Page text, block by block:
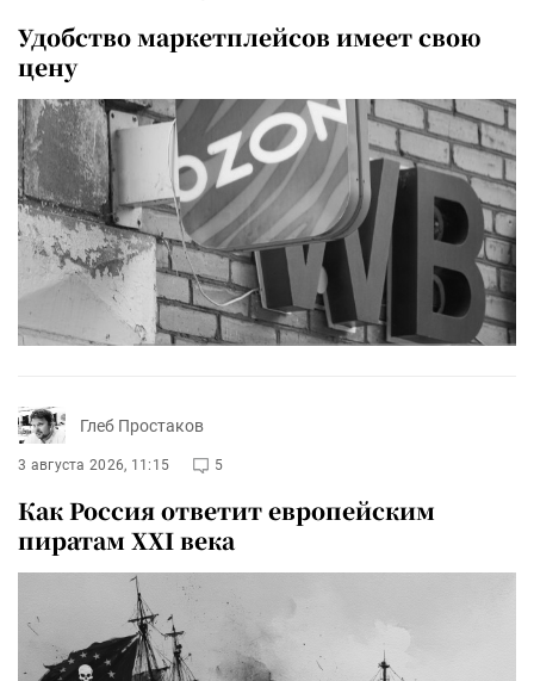
Удобство маркетплейсов имеет свою
цену
Глеб Простаков
3 августа 2026, 11:15 5
Как Россия ответит европейским
пиратам XXI века